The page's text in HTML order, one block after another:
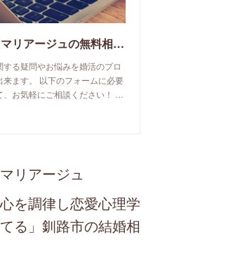
ショパン・マリアージュの無料相談予約申込み
る疑問やお悩みを婚活のプロ
来ます。 以下のフォームに必要
お気軽にご相談ください！ …
リアージュ
心を調律し恋愛心理学
る」釧路市の結婚相